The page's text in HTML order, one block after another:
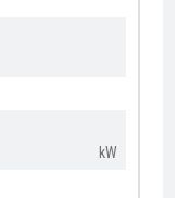
kW